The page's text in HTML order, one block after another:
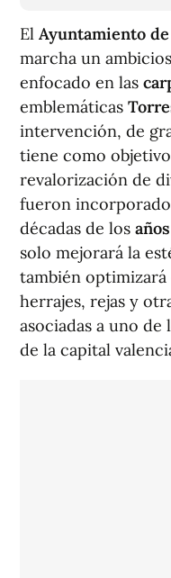
El Ayuntamiento
marcha un
enfocado en las
emblemáticas
intervención, de
tiene como
revalorización de
fueron
décadas de los
solo mejorará la
también
herrajes, rejas y
asociadas a uno
de la capital